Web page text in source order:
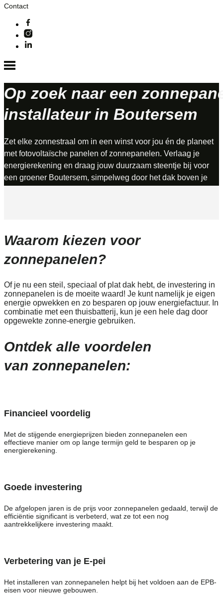
Contact
Op zoek naar een
installateur in Boutersem
Zet elke zonnestraal om in een winst voor jou én de planeet
met fotovoltaïsche panelen of zonnepanelen. Verlaag je
energierekening en draag jouw duurzaam steentje bij voor
een groener Boutersem, simpelweg door het dak boven je
Waarom kiezen voor
zonnepanelen?
Of je nu een steil, speciaal of plat dak hebt, de investering in
zonnepanelen is de moeite waard! Je kunt namelijk je eigen
energie opwekken en zo besparen op jouw energiefactuur. In
combinatie met een thuisbatterij, kun je een hele dag door
opgewekte zonne-energie gebruiken.
Ontdek alle voordelen
van zonnepanelen:
Financieel voordelig
Met de stijgende energieprijzen bieden zonnepanelen een
effectieve manier om op lange termijn geld te besparen op je
energierekening.
Goede investering
De afgelopen jaren is de prijs voor zonnepanelen gedaald, terwijl de
efficiëntie significant is verbeterd, wat ze tot een nog
aantrekkelijkere investering maakt.
Verbetering van je E-pei
Het installeren van zonnepanelen helpt bij het voldoen aan de EPB-
eisen voor nieuwe gebouwen.